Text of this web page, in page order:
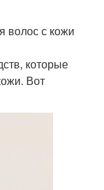
волос с кожи
которые
Вот